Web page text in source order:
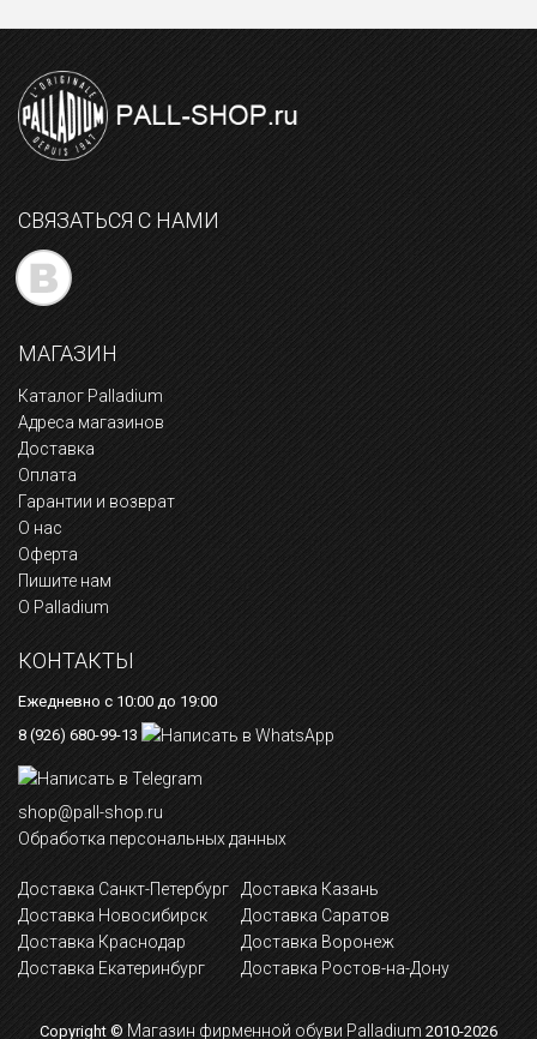
СВЯЗАТЬСЯ С НАМИ
МАГАЗИН
Каталог Palladium
Адреса магазинов
Доставка
Оплата
Гарантии и возврат
О нас
Оферта
Пишите нам
О Palladium
КОНТАКТЫ
Ежедневно с 10:00 до 19:00
8 (926) 680-99-13
shop@pall-shop.ru
Обработка персональных данных
Доставка Санкт-Петербург
Доставка Новосибирск
Доставка Краснодар
Доставка Екатеринбург
Доставка Казань
Доставка Саратов
Доставка Воронеж
Доставка Ростов-на-Дону
Copyright © Магазин фирменной обуви Palladium 2010-2026